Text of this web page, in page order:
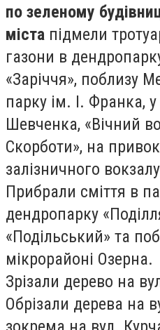
по зеленому
міста підмели
газони в
«Заріччя», поблизу
парку ім. І. Франка,
Шевченка, «Вічний
Скорботи», на
залізничного
Прибрали сміття в
дендропарку
«Подільський» та
мікрорайоні Озерна.
Зрізали дерево на
Обрізали дерева на